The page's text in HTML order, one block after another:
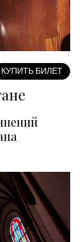
КУПИТЬ БИЛЕТ